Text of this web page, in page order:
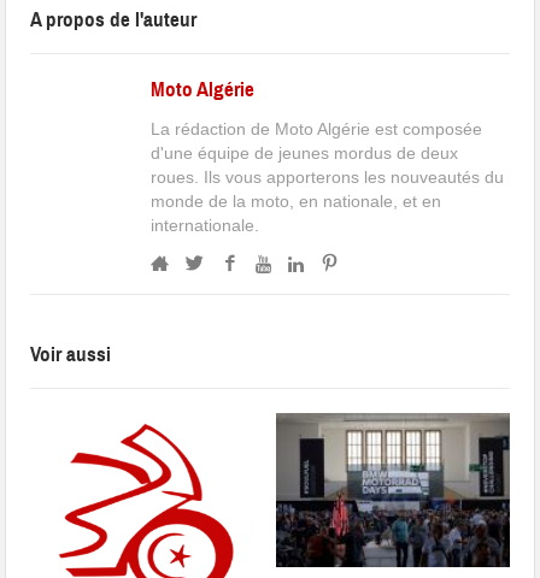
A propos de l'auteur
Moto Algérie
La rédaction de Moto Algérie est composée
d'une équipe de jeunes mordus de deux
roues. Ils vous apporterons les nouveautés du
monde de la moto, en nationale, et en
internationale.
Voir aussi